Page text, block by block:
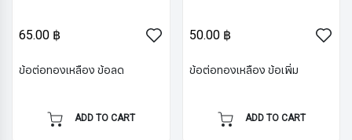
65.00 ฿
ข้อต่อทองเหลือง ข้อลด
ADD TO CART
50.00 ฿
ข้อต่อทองเหลือง ข้อเพิ่ม
ADD TO CART